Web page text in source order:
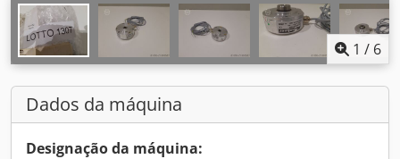
1 / 6
Dados da máquina
Designação da máquina: